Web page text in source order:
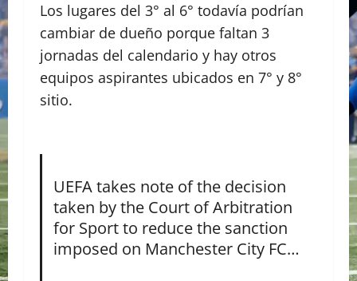
Los lugares del 3° al 6° todavía podrían
cambiar de dueño porque faltan 3
jornadas del calendario y hay otros
equipos aspirantes ubicados en 7° y 8°
sitio.
UEFA takes note of the decision
taken by the Court of Arbitration
for Sport to reduce the sanction
imposed on Manchester City FC…